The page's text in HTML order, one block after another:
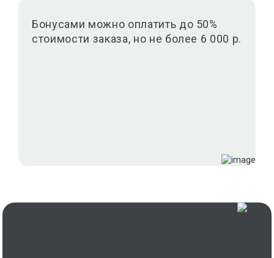
Бонусами можно оплатить до 50%
стоимости заказа, но не более 6 000 р.